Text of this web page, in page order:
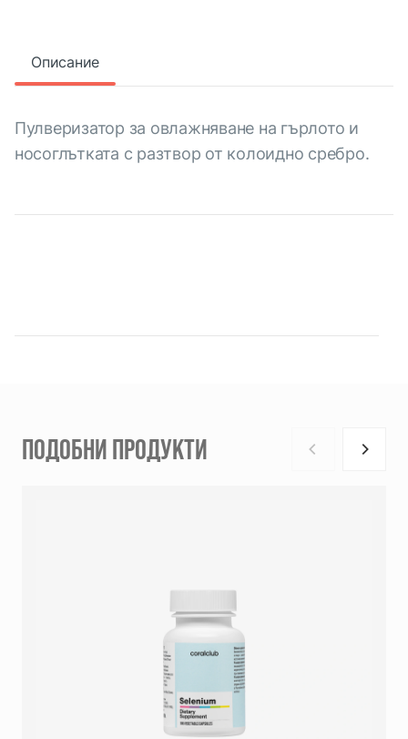
Описание
Пулверизатор за овлажняване на гърлото и
носоглътката с разтвор от колоидно сребро.
ПОДОБНИ ПРОДУКТИ